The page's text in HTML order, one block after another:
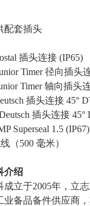
配套插头
插头连接 (IP65)
Timer 径向插
Timer 轴向插头
插头连接 45°
插头连接
Superseal 1.5
（500 毫米）
介绍
成立于2005年，立
业备品备件供应商